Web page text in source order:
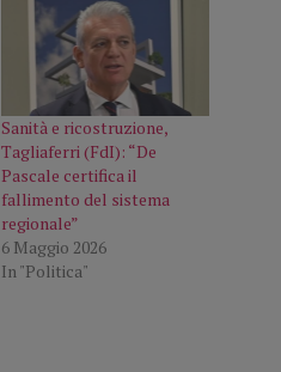
Sanità e ricostruzione,
Tagliaferri (FdI): “De
Pascale certifica il
fallimento del sistema
regionale”
6 Maggio 2026
In "Politica"